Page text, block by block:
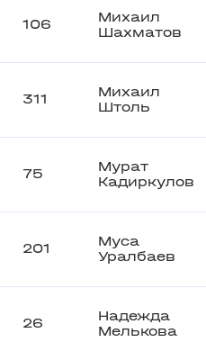
106
Михаил
Шахматов
311
Михаил
Штоль
75
Мурат
Кадиркулов
201
Муса
Уралбаев
26
Надежда
Мелькова